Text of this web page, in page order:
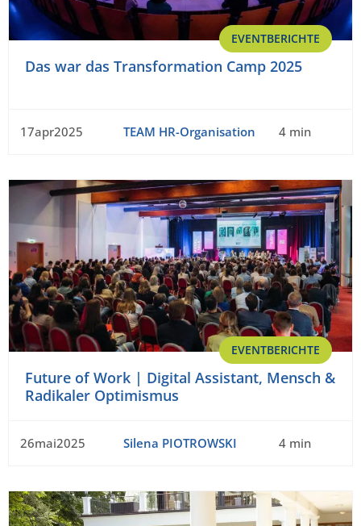
EVENTBERICHTE
Das war das Transformation Camp 2025
17apr2025 TEAM HR-Organisation 4 min
EVENTBERICHTE
Future of Work | Digital Assistant, Mensch &
Radikaler Optimismus
26mai2025 Silena PIOTROWSKI 4 min